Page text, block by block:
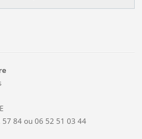
84 ou 06 52 51 03 44